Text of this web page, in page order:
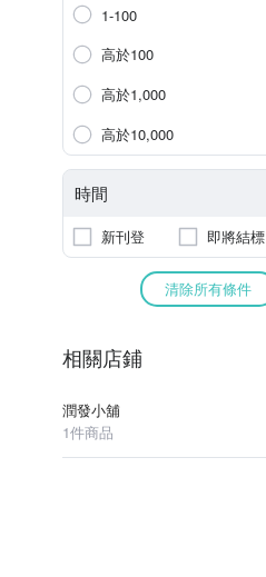
1-100
高於100
高於1,000
高於10,000
時間
新刊登 即將結標
清除所有條件
相關店鋪
潤發小舖
1件商品